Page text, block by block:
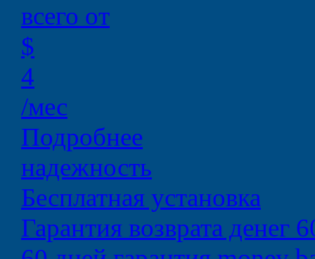
всего от
$
4
/мес
Подробнее
надежность
Бесплатная установка
Гарантия возврата денег